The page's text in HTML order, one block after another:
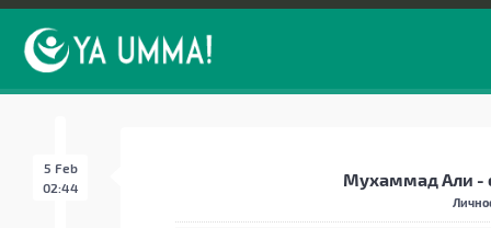
5 Feb
02:44
Мухаммад Али -